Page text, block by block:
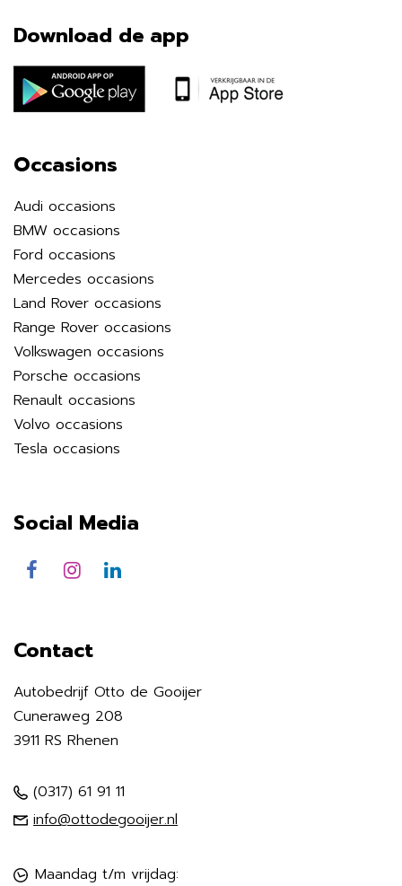
Download de app
Occasions
Audi occasions
BMW occasions
Ford occasions
Mercedes occasions
Land Rover occasions
Range Rover occasions
Volkswagen occasions
Porsche occasions
Renault occasions
Volvo occasions
Tesla occasions
Social Media
Contact
Autobedrijf Otto de Gooijer
Cuneraweg 208
3911 RS Rhenen
(0317) 61 91 11
info@ottodegooijer.nl
Maandag t/m vrijdag: